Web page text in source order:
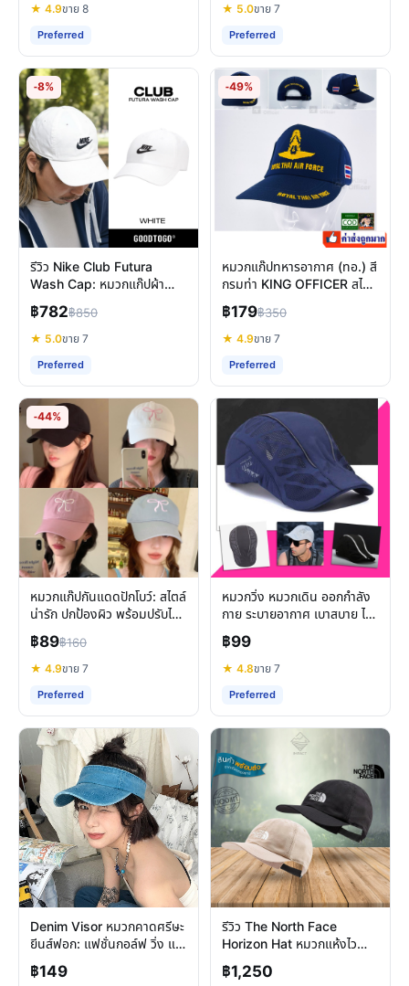
★ 4.9ขาย 8
Preferred
★ 5.0ขาย 7
Preferred
-8%
รีวิว Nike Club Futura
Wash Cap: หมวกแก๊ปผ้า
คอตตอนใส่สบาย สไตล์แคช
ชวล
฿782฿850
★ 5.0ขาย 7
Preferred
-49%
หมวกแก๊ปทหารอากาศ (ทอ.) สี
กรมท่า KING OFFICER สไตล์
แท้ ทนทานทุกกิจกรรม
฿179฿350
★ 4.9ขาย 7
Preferred
-44%
หมวกแก๊ปกันแดดปักโบว์: สไตล์
น่ารัก ปกป้องผิว พร้อมปรับได้
ตามใจคุณ
฿89฿160
★ 4.9ขาย 7
Preferred
หมวกวิ่ง หมวกเดิน ออกกำลัง
กาย ระบายอากาศ เบาสบาย ไม่
ร้อน เหมาะทุกกิจกรรม
฿99
★ 4.8ขาย 7
Preferred
Denim Visor หมวกคาดศรีษะ
ยีนส์ฟอก: แฟชั่นกอล์ฟ วิ่ง และ
ระบายอากาศดี
฿149
รีวิว The North Face
Horizon Hat หมวกแห้งไว
ระบายอากาศ สำหรับทุก
กิจกรรม
฿1,250